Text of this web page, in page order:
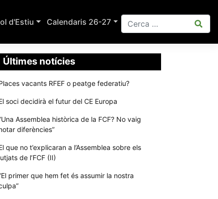
d'Estiu Calendaris 26-27
Últimes notícies
vacants RFEF o peatge federatiu?
soci decidirà el futur del CE Europa
Assemblea històrica de la FCF? No vaig
diferències”
que no t’explicaran a l’Assemblea sobre els
de l’FCF (II)
primer que hem fet és assumir la nostra